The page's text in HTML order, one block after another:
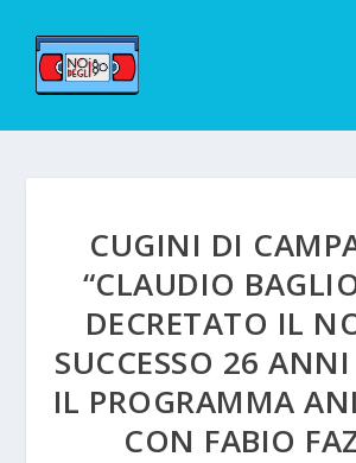
CUGINI DI
“CLAUDIO
DECRETATO IL
SUCCESSO 26
IL PROGRAMMA
CON FABIO